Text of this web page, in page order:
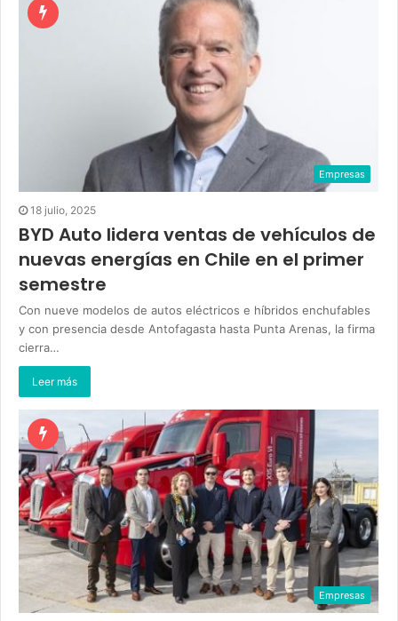
Empresas
18 julio, 2025
BYD Auto lidera ventas de vehículos de
nuevas energías en Chile en el primer
semestre
Con nueve modelos de autos eléctricos e híbridos enchufables
y con presencia desde Antofagasta hasta Punta Arenas, la firma
cierra…
Leer más
Empresas